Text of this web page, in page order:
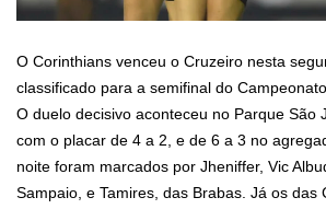
O Corinthians venceu o Cruzeiro nesta
classificado para a semifinal do
O duelo decisivo aconteceu no Parque São
com o placar de 4 a 2, e de 6 a 3 no
noite foram marcados por Jheniffer, Vic
Sampaio, e Tamires, das Brabas. Já os das